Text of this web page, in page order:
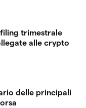
filing trimestrale
alle crypto
delle principali